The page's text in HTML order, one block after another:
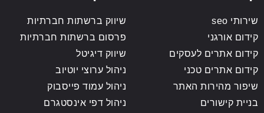
שירותי seo
קידום אורגני
קידום אתרים לעסקים
קידום אתרים טכני
שיפור מהירות האתר
בניית קישורים
שיווק ברשתות חברתיות
פרסום ברשתות חברתיות
שיווק דיגיטל
ניהול ערוצי יוטיוב
ניהול עמוד פייסבוק
ניהול דפי אינסטגרם